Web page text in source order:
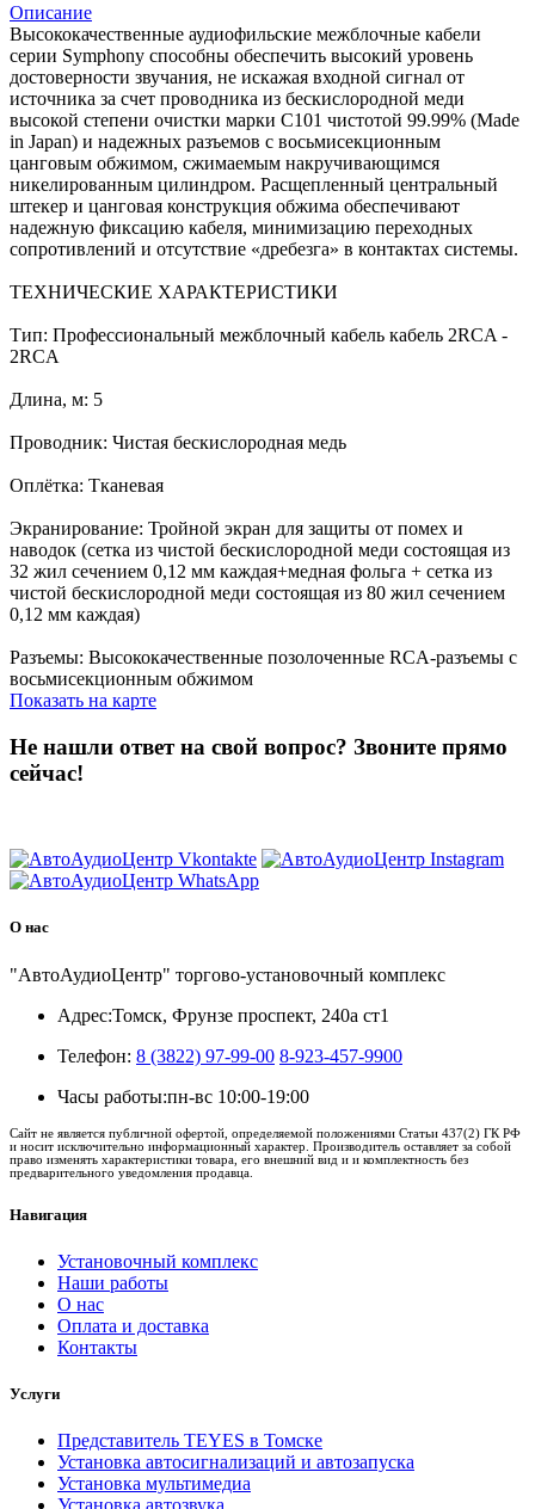
Описание
Высококачественные аудиофильские межблочные кабели
серии Symphony способны обеспечить высокий уровень
достоверности звучания, не искажая входной сигнал от
источника за счет проводника из бескислородной меди
высокой степени очистки марки С101 чистотой 99.99% (Made
in Japan) и надежных разъемов с восьмисекционным
цанговым обжимом, сжимаемым накручивающимся
никелированным цилиндром. Расщепленный центральный
штекер и цанговая конструкция обжима обеспечивают
надежную фиксацию кабеля, минимизацию переходных
сопротивлений и отсутствие «дребезга» в контактах системы.
ТЕХНИЧЕСКИЕ ХАРАКТЕРИСТИКИ
Тип: Профессиональный межблочный кабель кабель 2RCA -
2RCA
Длина, м: 5
Проводник: Чистая бескислородная медь
Оплётка: Тканевая
Экранирование: Тройной экран для защиты от помех и
наводок (сетка из чистой бескислородной меди состоящая из
32 жил сечением 0,12 мм каждая+медная фольга + сетка из
чистой бескислородной меди состоящая из 80 жил сечением
0,12 мм каждая)
Разъемы: Высококачественные позолоченные RCA-разъемы с
восьмисекционным обжимом
Показать на карте
Не нашли ответ на свой вопрос? Звоните прямо
сейчас!
О нас
"АвтоАудиоЦентр" торгово-установочный комплекс
Адрес:Томск, Фрунзе проспект, 240а ст1
Телефон: 8 (3822) 97-99-00 8-923-457-9900
Часы работы:пн-вс 10:00-19:00
Сайт не является публичной офертой, определяемой положениями Статьи 437(2) ГК РФ
и носит исключительно информационный характер. Производитель оставляет за собой
право изменять характеристики товара, его внешний вид и и комплектность без
предварительного уведомления продавца.
Навигация
Установочный комплекс
Наши работы
О нас
Оплата и доставка
Контакты
Услуги
Представитель TEYES в Томске
Установка автосигнализаций и автозапуска
Установка мультимедиа